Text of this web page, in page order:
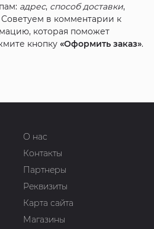
адрес, способ доставки,
Советуем в комментарии к
которая поможет
кнопку «Оформить заказ».
О нас
Контакты
Партнеры
Реквизиты
Карта сайта
Магазины